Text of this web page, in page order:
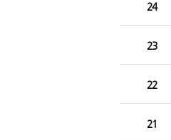
24
23
22
21